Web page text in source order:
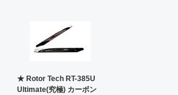
★ Rotor Tech RT-385U
Ultimate(究極) カーボン